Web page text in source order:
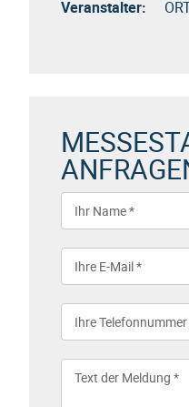
Veranstalter: